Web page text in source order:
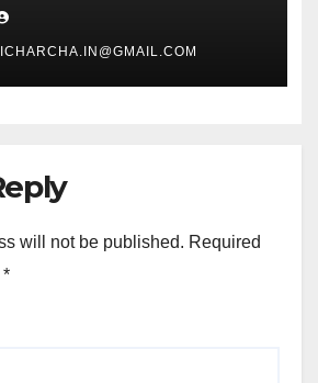
will not be published. Required
*